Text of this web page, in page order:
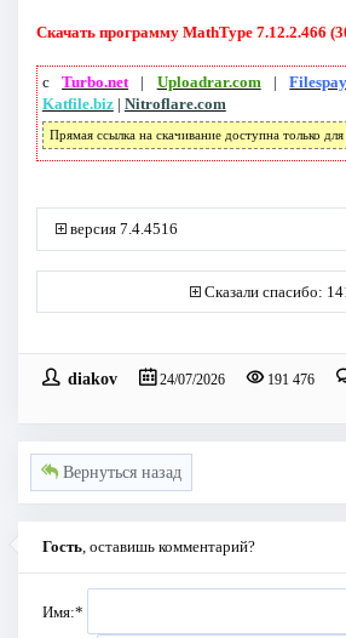
Скачать программу MathType 7.12.2.466
сTurbo.net| Uploadrar.com|
Katfile.biz| Nitroflare.com
Прямая ссылка на скачивание доступна только
версия 7.4.4516
Сказали спасибо:
diakov 24/07/2026 191 476
Вернуться назад
Гость , оставишь комментарий?
Имя:*